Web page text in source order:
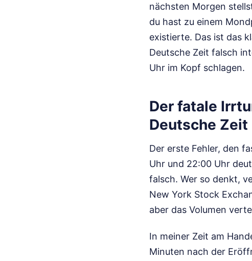
nächsten Morgen
du hast zu einem
existierte. Das ist das
Deutsche Zeit falsch
Uhr im Kopf schlagen.
Der fatale
Deutsche
Der erste Fehler, den
Uhr und 22:00 Uhr
falsch. Wer so denkt,
New York Stock
aber das Volumen
In meiner Zeit am
Minuten nach der